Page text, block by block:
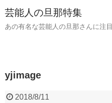
芸能人の旦那特集
あの有名な芸能人の旦那さんに注目
yjimage
2018/8/11